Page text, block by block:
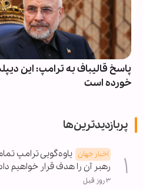
پاسخ قالیباف به ترامپ: این
خورده است
پربازدیدترین‌ها
اخبار جهان یاوه‌گویی ترامپ
رهبر آن را هدف قرار خواهیم
۳ روز قبل